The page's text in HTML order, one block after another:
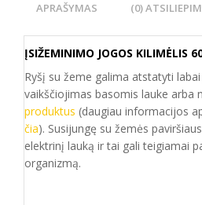
APRAŠYMAS (0)
ĮSIŽEMINIMO JOGOS KILIMĖLIS
Ryšį su žeme galima atstatyti
vaikščiojimas basomis lauke arba
produktus (daugiau informacijos
čia). Susijungę su žemės
elektrinį lauką ir tai gali teigiamai
organizmą.